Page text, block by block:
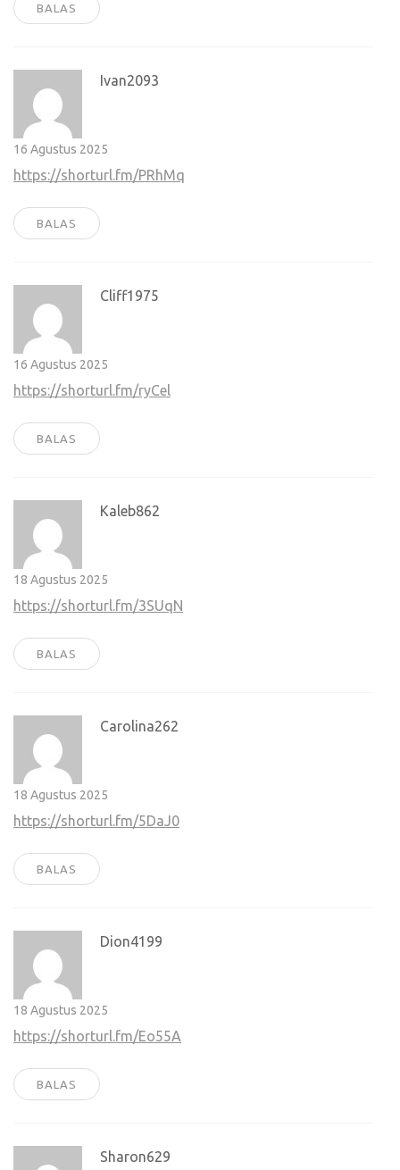
BALAS
Ivan2093
16 Agustus 2025
https://shorturl.fm/PRhMq
BALAS
Cliff1975
16 Agustus 2025
https://shorturl.fm/ryCel
BALAS
Kaleb862
18 Agustus 2025
https://shorturl.fm/3SUqN
BALAS
Carolina262
18 Agustus 2025
https://shorturl.fm/5DaJ0
BALAS
Dion4199
18 Agustus 2025
https://shorturl.fm/Eo55A
BALAS
Sharon629